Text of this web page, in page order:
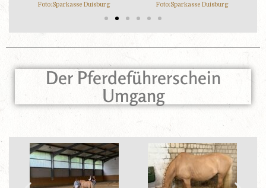
Foto:Sparkasse Duisburg Foto:Sparkasse Duisburg
Der Pferdeführerschein
Umgang